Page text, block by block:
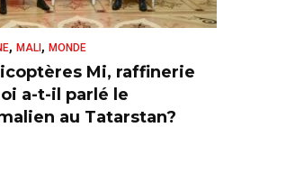
, MALI , MONDE
Mi, raffinerie
a-t-il parlé le
au Tatarstan?